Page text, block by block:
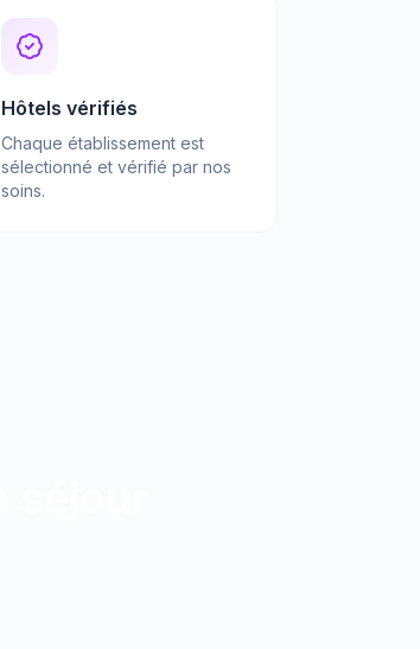
Hôtels vérifiés
Chaque établissement est
sélectionné et vérifié par nos
soins.